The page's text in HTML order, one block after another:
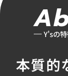
Y'sの
本質的